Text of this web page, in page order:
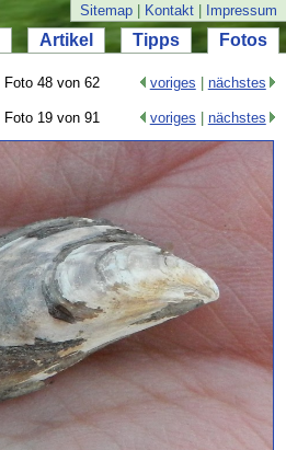
Sitemap Kontakt Impressum
Artikel Tipps Fotos
Foto 48 von 62 voriges nächstes
Foto 19 von 91 voriges nächstes